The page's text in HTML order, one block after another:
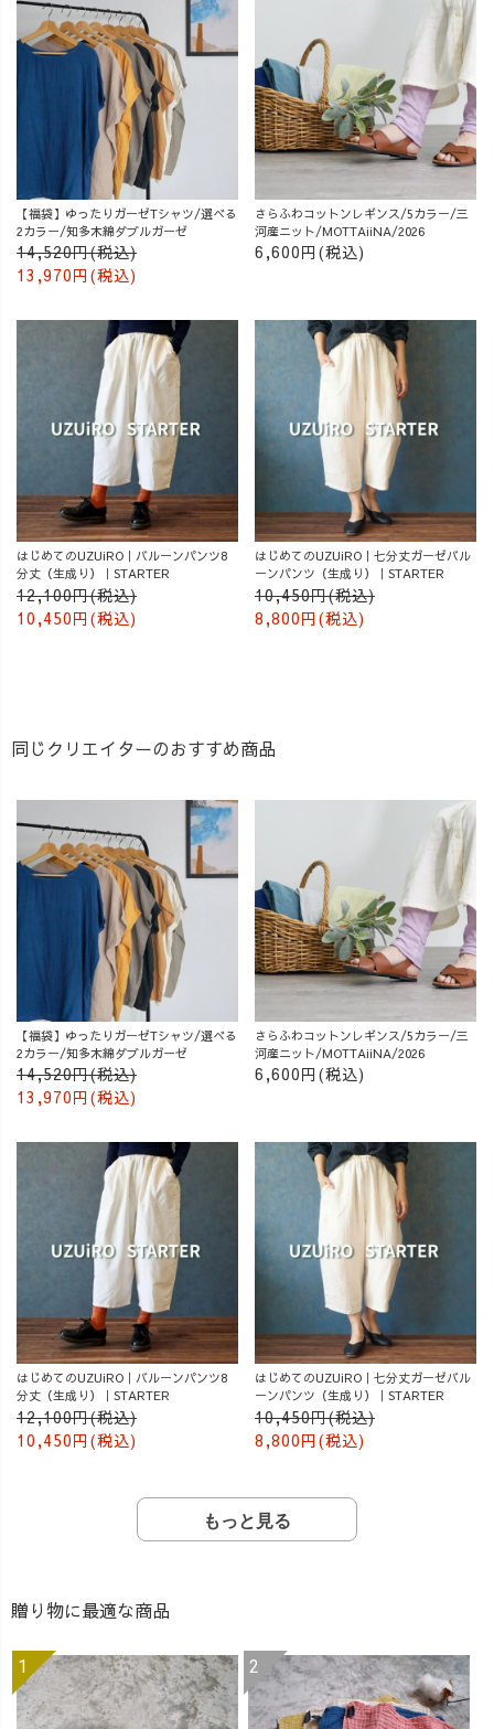
【福袋】ゆったりガーゼTシャツ/選べる
2カラー/知多木綿ダブルガーゼ
14,520円(税込)
13,970円(税込)
さらふわコットンレギンス/5カラー/三
河産ニット/MOTTAiiNA/2026
6,600円(税込)
はじめてのUZUiRO｜バルーンパンツ8
分丈（生成り）｜STARTER
12,100円(税込)
10,450円(税込)
はじめてのUZUiRO｜七分丈ガーゼバル
ーンパンツ（生成り）｜STARTER
10,450円(税込)
8,800円(税込)
同じクリエイターのおすすめ商品
【福袋】ゆったりガーゼTシャツ/選べる
2カラー/知多木綿ダブルガーゼ
14,520円(税込)
13,970円(税込)
さらふわコットンレギンス/5カラー/三
河産ニット/MOTTAiiNA/2026
6,600円(税込)
はじめてのUZUiRO｜バルーンパンツ8
分丈（生成り）｜STARTER
12,100円(税込)
10,450円(税込)
はじめてのUZUiRO｜七分丈ガーゼバル
ーンパンツ（生成り）｜STARTER
10,450円(税込)
8,800円(税込)
もっと見る
贈り物に最適な商品